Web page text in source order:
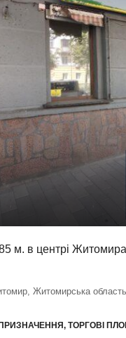
м. в центрі
Житомирська
ТОРГОВІ